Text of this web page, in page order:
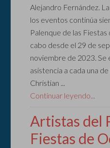
Alejandro Fernández.
los eventos continúa
Palenque de las
cabo desde el 29 de
noviembre de 2023. Se
asistencia a cada una
Christian ...
Continuar leyendo...
Artistas del
Fiestas de